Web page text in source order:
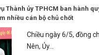
Thành ủy TPHCM ban hành
nhiều cán bộ chủ chốt
Chiều ngày 6/5, đồng
Nên, Ủy...